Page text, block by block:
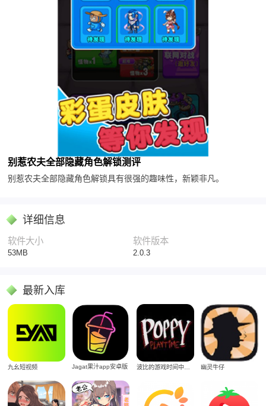
别惹农夫全部隐藏角色解锁测评
别惹农夫全部隐藏角色解锁具有很强的趣味性，新颖非凡。
详细信息
软件大小
53MB
软件版本
2.0.3
最新入库
九幺短视频 Jagat果汁app安卓版 波比的游戏时间中文版 幽灵牛仔